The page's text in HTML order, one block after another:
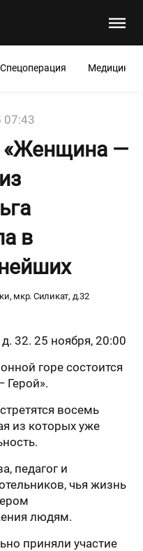
Спецоперация Медицина
07:43
«Женщина —
в
мкр. Силикат, д.32
32. 25 ноября, 20:00
горе состоится
Герой».
восемь
из которых уже
педагог и
чья жизнь
людям.
приняли участие